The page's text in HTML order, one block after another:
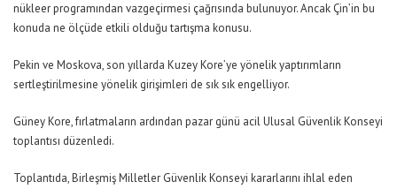
nükleer programından vazgeçirmesi çağrısında bulunuyor. Ancak Çin’in bu
konuda ne ölçüde etkili olduğu tartışma konusu.
Pekin ve Moskova, son yıllarda Kuzey Kore’ye yönelik yaptırımların
sertleştirilmesine yönelik girişimleri de sık sık engelliyor.
Güney Kore, fırlatmaların ardından pazar günü acil Ulusal Güvenlik Konseyi
toplantısı düzenledi.
Toplantıda, Birleşmiş Milletler Güvenlik Konseyi kararlarını ihlal eden